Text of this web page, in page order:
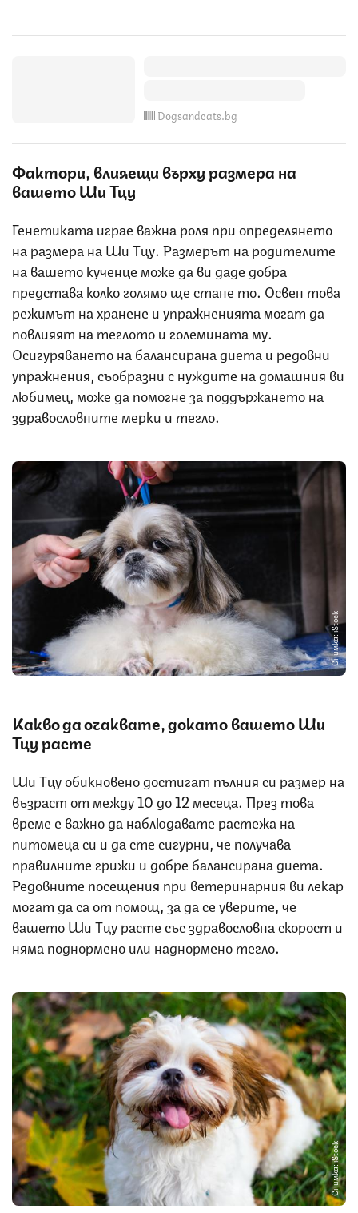
Dogsandcats.bg
Фактори, влияещи върху размера на
вашето Ши Тцу
Генетиката играе важна роля при определянето
на размера на Ши Тцу. Размерът на родителите
на вашето кученце може да ви даде добра
представа колко голямо ще стане то. Освен това
режимът на хранене и упражненията могат да
повлияят на теглото и големината му.
Осигуряването на балансирана диета и редовни
упражнения, съобразни с нуждите на домашния ви
любимец, може да помогне за поддържането на
здравословните мерки и тегло.
Снимка: iStock
Какво да очаквате, докато вашето Ши
Тцу расте
Ши Тцу обикновено достигат пълния си размер на
възраст от между 10 до 12 месеца. През това
време е важно да наблюдавате растежа на
питомеца си и да сте сигурни, че получава
правилните грижи и добре балансирана диета.
Редовните посещения при ветеринарния ви лекар
могат да са от помощ, за да се уверите, че
вашето Ши Тцу расте със здравословна скорост и
няма поднормено или наднормено тегло.
Снимка: iStock